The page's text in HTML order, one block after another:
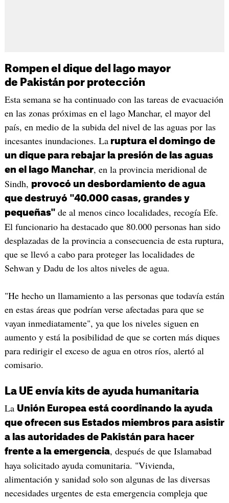
Rompen el dique del lago mayor
de Pakistán por protección
Esta semana se ha continuado con las tareas de evacuación
en las zonas próximas en el lago Manchar, el mayor del
país, en medio de la subida del nivel de las aguas por las
incesantes inundaciones. Laruptura el domingo de
un dique para rebajar la presión de las aguas
en el lago Manchar, en la provincia meridional de
Sindh, provocó un desbordamiento de agua
que destruyó "40.000 casas, grandes y
pequeñas" de al menos cinco localidades, recogía Efe.
El funcionario ha destacado que 80.000 personas han sido
desplazadas de la provincia a consecuencia de esta ruptura,
que se llevó a cabo para proteger las localidades de
Sehwan y Dadu de los altos niveles de agua.
"He hecho un llamamiento a las personas que todavía están
en estas áreas que podrían verse afectadas para que se
vayan inmediatamente", ya que los niveles siguen en
aumento y está la posibilidad de que se corten más diques
para redirigir el exceso de agua en otros ríos, alertó al
comisario.
La UE envía kits de ayuda humanitaria
La Unión Europea está coordinando la ayuda
que ofrecen sus Estados miembros para asistir
a las autoridades de Pakistán para hacer
frente a la emergencia, después de que Islamabad
haya solicitado ayuda comunitaria. "Vivienda,
alimentación y sanidad solo son algunas de las diversas
necesidades urgentes de esta emergencia compleja que